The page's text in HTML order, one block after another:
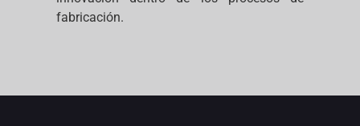
fabricación.